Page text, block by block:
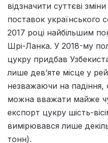
відзначити суттєві
поставок українського
2017 році найбільшим
Шрі-Ланка. У 2018-му
цукру придбав
лише дев’яте місце у
незважаючи на падіння,
можна вважати майже
експорт цукру шість-
вимірювався лише
тонн).